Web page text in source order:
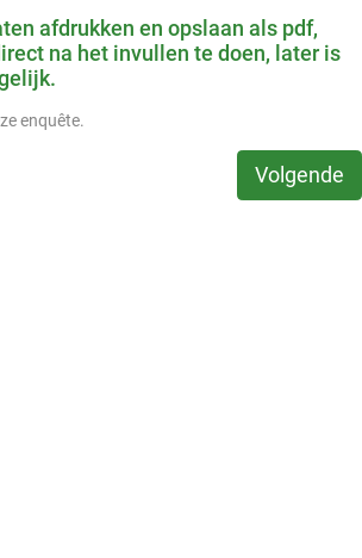
afdrukken en opslaan als pdf,
na het invullen te doen, later is
enquête.
Volgende